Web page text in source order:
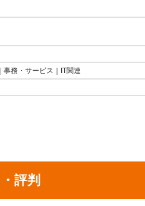
務・サービス｜IT関連
評判